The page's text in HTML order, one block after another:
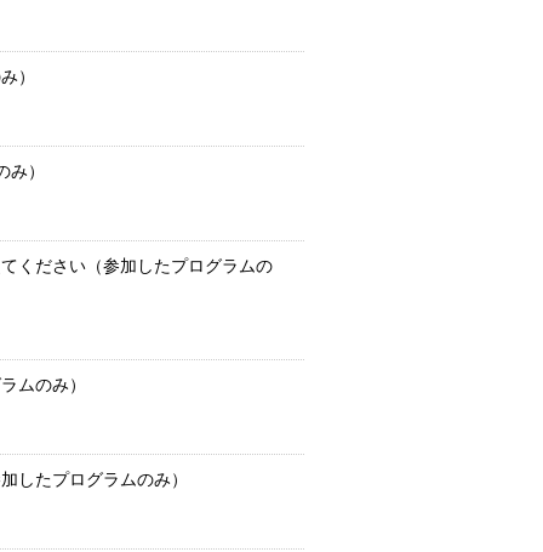
）
）
ください（参加したプログラムの
ムのみ）
したプログラムのみ）